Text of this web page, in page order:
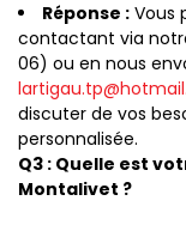
Réponse : Vous
contactant via
06) ou en nous
discuter de vos
personnalisée.
Q3 : Quelle est
Montalivet ?